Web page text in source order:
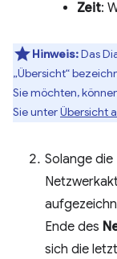
Zeit:
Hinweis:Das
„Übersicht“
Sie möchten,
Sie unterÜbersicht
Solange
Ende des
sich die